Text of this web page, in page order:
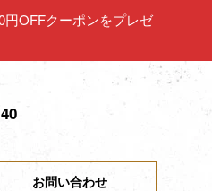
円OFFクーポンをプレゼ
お問い合わせ